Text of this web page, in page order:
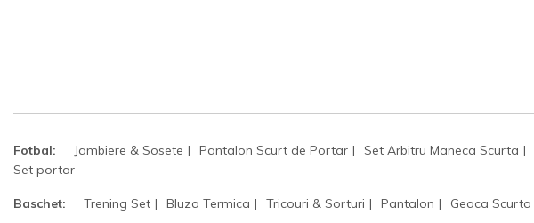
Fotbal: Jambiere & Sosete Pantalon Scurt de Portar Set Arbitru Maneca Scurta
Set portar
Baschet: Trening Set Bluza Termica Tricouri & Sorturi Pantalon Geaca Scurta